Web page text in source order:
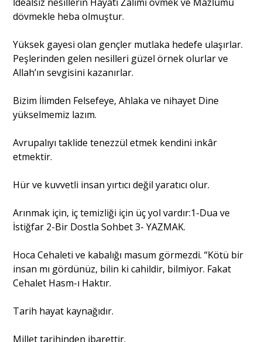
İdealsiz nesillerin Hayatı Zalimi övmek ve Mazlumu
dövmekle heba olmuştur.
Yüksek gayesi olan gençler mutlaka hedefe ulaşırlar.
Peşlerinden gelen nesilleri güzel örnek olurlar ve
Allah’ın sevgisini kazanırlar.
Bizim İlimden Felsefeye, Ahlaka ve nihayet Dine
yükselmemiz lazım.
Avrupalıyı taklide tenezzül etmek kendini inkâr
etmektir.
Hür ve kuvvetli insan yırtıcı değil yaratıcı olur.
Arınmak için, iç temizliği için üç yol vardır:1-Dua ve
İstiğfar 2-Bir Dostla Sohbet 3- YAZMAK.
Hoca Cehaleti ve kabalığı masum görmezdi. “Kötü bir
insan mı gördünüz, bilin ki cahildir, bilmiyor. Fakat
Cehalet Hasm-ı Haktır.
Tarih hayat kaynağıdır.
Millet tarihinden ibarettir.